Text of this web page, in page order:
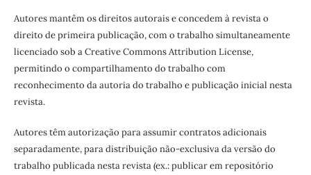
Autores mantêm os direitos autorais e concedem à revista o
direito de primeira publicação, com o trabalho simultaneamente
licenciado sob a Creative Commons Attribution License,
permitindo o compartilhamento do trabalho com
reconhecimento da autoria do trabalho e publicação inicial nesta
revista.
Autores têm autorização para assumir contratos adicionais
separadamente, para distribuição não-exclusiva da versão do
trabalho publicada nesta revista (ex.: publicar em repositório